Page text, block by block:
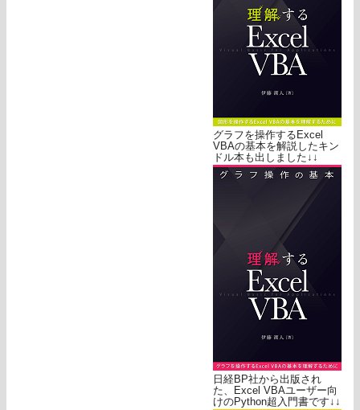
グラフを操作するExcel
VBAの基本を解説したキン
ドル本も出しました↓↓
日経BP社から出版され
た、Excel VBAユーザー向
けのPython超入門書です↓↓